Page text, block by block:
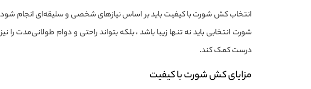
انتخاب کش شورت با کیفیت باید بر اساس نیازهای شخصی و سلیقه‌ای انجام
شورت انتخابی باید نه تنها زیبا باشد ، بلکه بتواند راحتی و دوام
درست کمک کند.
مزایای کش شورت با کیفیت